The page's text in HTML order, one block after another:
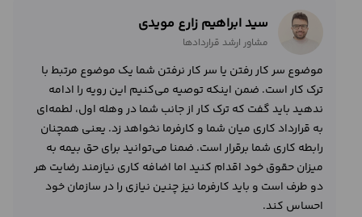
سید ابراهیم زارع مویدی
مشاور ارشد قراردادها
موضوع سر کار رفتن یا سر کار نرفتن شما یک موضوع مرتبط با
ترک کار است. ضمن اینکه توصیه می‌کنیم این رویه را ادامه
ندهید باید گفت که ترک کار از جانب شما در وهله اول، لطمه‌ای
به قرارداد کاری میان شما و کارفرما نخواهد زد. یعنی همچنان
رابطه کاری شما برقرار است. ضمنا می‌توانید برای حق بیمه به
میزان حقوق خود اقدام کنید اما اضافه کاری نیازمند رضایت هر
دو طرف است و باید کارفرما نیز چنین نیازی را در سازمان خود
احساس کند.